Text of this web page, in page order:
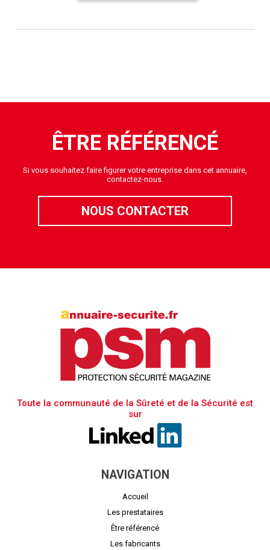
ÊTRE RÉFÉRENCÉ
Si vous souhaitez faire figurer votre entreprise dans cet annuaire,
contactez-nous.
NOUS CONTACTER
Toute la communauté de la Sûreté et de la Sécurité est
sur
NAVIGATION
Accueil
Les prestataires
Être référencé
Les fabricants